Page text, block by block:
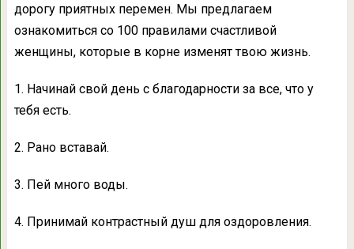
дорогу приятных перемен. Мы предлагаем
ознакомиться со 100 правилами счастливой
женщины, которые в корне изменят твою жизнь.
1. Начинай свой день с благодарности за все, что у
тебя есть.
2. Рано вставай.
3. Пей много воды.
4. Принимай контрастный душ для оздоровления.